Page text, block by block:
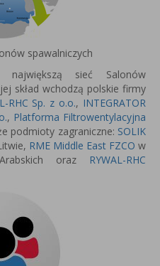
spawalniczych
największą sieć Salonów
skład wchodzą polskie firmy
RHC Sp. z o.o., INTEGRATOR
, Platforma Filtrowentylacyjna
podmioty zagraniczne: SOLIK
RME Middle East FZCO w
oraz RYWAL-RHC